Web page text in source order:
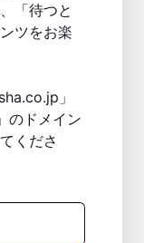
「待つと
ツをお楽
」
のドメイン
くださ